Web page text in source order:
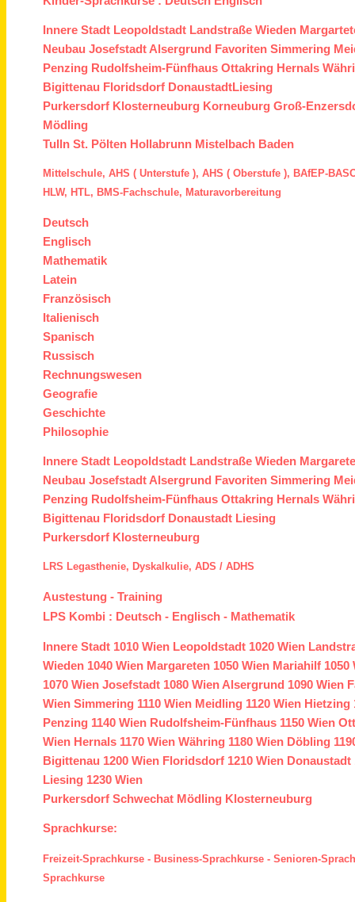
Innere Stadt Leopoldstadt Landstraße Wieden
Neubau Josefstadt Alsergrund Favoriten Simmering
Penzing Rudolfsheim-Fünfhaus Ottakring Hernals
Bigittenau Floridsdorf DonaustadtLiesing
Purkersdorf Klosterneuburg Korneuburg Groß-
Mödling
Tulln St. Pölten Hollabrunn Mistelbach Baden
Mittelschule, AHS ( Unterstufe ), AHS ( Oberstufe ), BAfEP-
HLW, HTL, BMS-Fachschule, Maturavorbereitung
Deutsch
Englisch
Mathematik
Latein
Französisch
Italienisch
Spanisch
Russisch
Rechnungswesen
Geografie
Geschichte
Philosophie
Innere Stadt Leopoldstadt Landstraße Wieden
Neubau Josefstadt Alsergrund Favoriten Simmering
Penzing Rudolfsheim-Fünfhaus Ottakring Hernals
Bigittenau Floridsdorf Donaustadt Liesing
Purkersdorf Klosterneuburg
LRS Legasthenie, Dyskalkulie, ADS / ADHS
Austestung -Training
LPS Kombi : Deutsch - Englisch - Mathematik
Innere Stadt 1010 Wien Leopoldstadt 1020 Wien
Wieden 1040 Wien Margareten 1050 Wien Mariahilf 1050
1070 Wien Josefstadt 1080 Wien Alsergrund 1090 Wien
Wien Simmering 1110 Wien Meidling 1120 Wien Hietzing
Penzing 1140 Wien Rudolfsheim-Fünfhaus 1150 Wien
Wien Hernals 1170 Wien Währing 1180 Wien Döbling
Bigittenau 1200 Wien Floridsdorf 1210 Wien Donaustadt
Liesing 1230 Wien
Purkersdorf Schwechat Mödling Klosterneuburg
Sprachkurse:
Freizeit-Sprachkurse - Business-Sprachkurse -Senioren-
Sprachkurse